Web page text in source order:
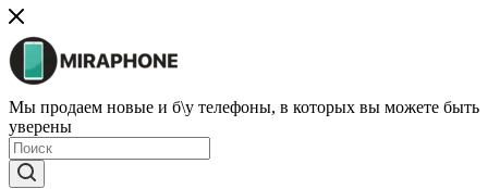
Мы продаем новые и б\у телефоны, в которых вы можете быть
уверены